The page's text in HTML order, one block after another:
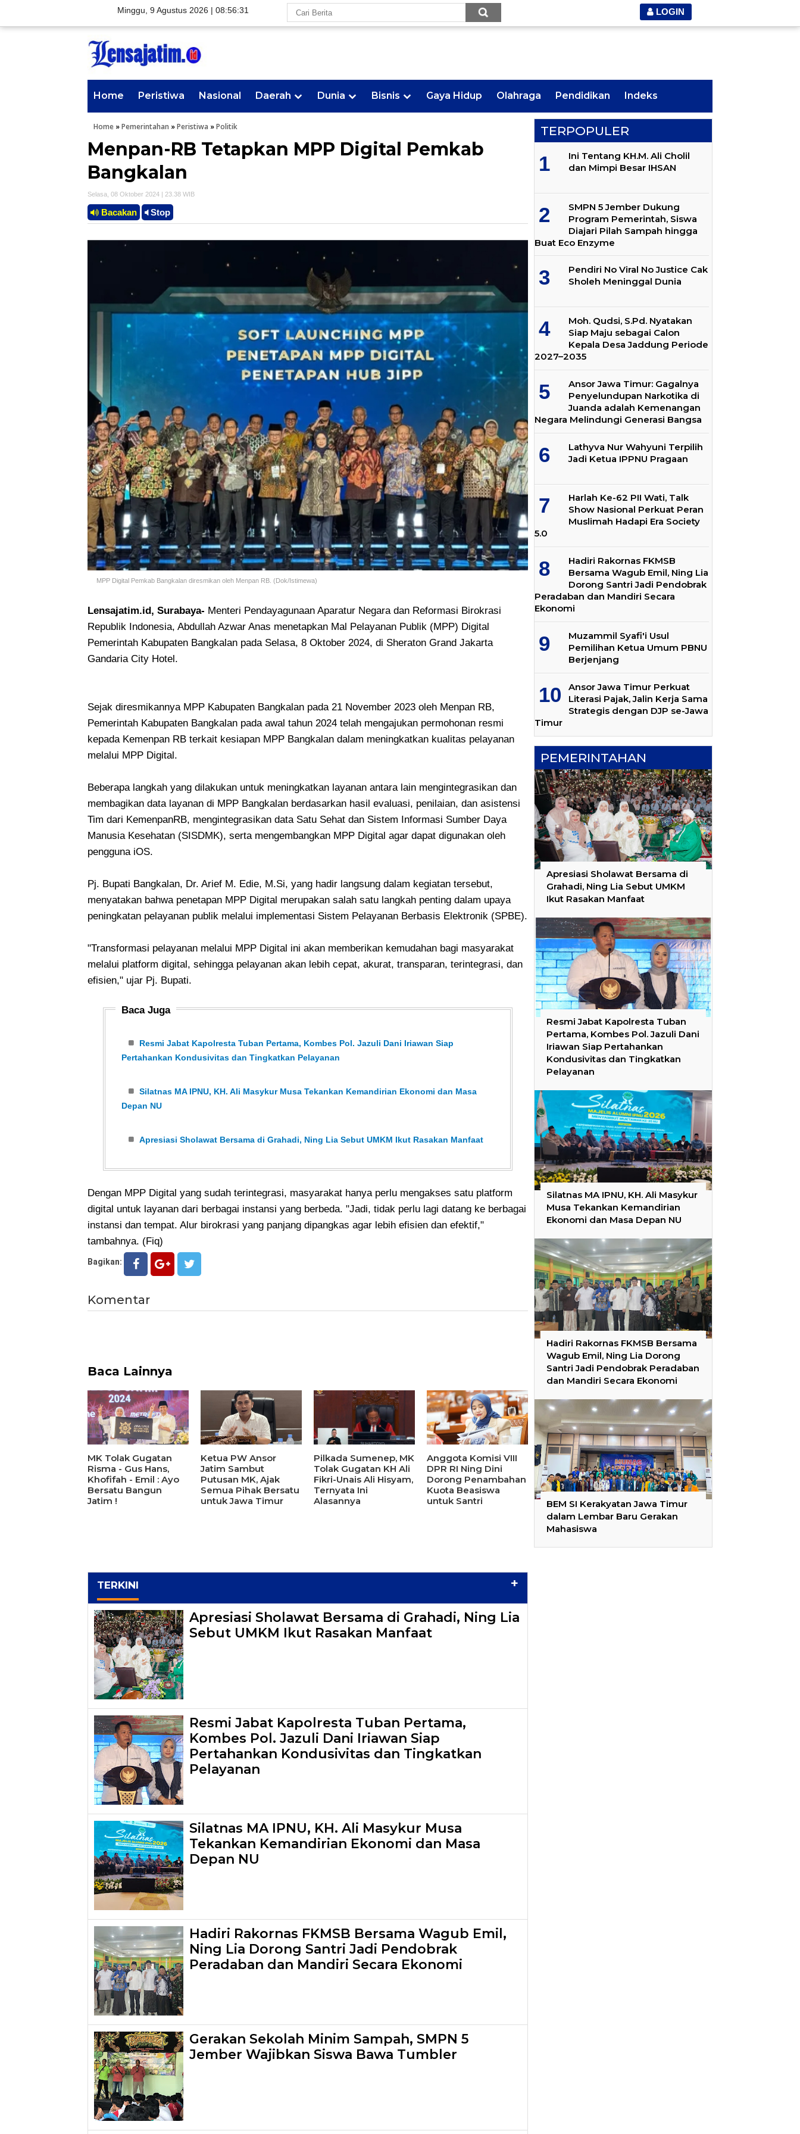
Minggu, 9 Agustus 2026 | 08:56:32 LOGIN
Home Peristiwa Nasional Daerah Dunia Bisnis Gaya Hidup Olahraga Pendidikan Indeks
Home »Pemerintahan »Peristiwa »Politik
Menpan-RB Tetapkan MPP Digital Pemkab
Bangkalan
Selasa, 08 Oktober 2024 | 23.38 WIB
Bacakan Stop
MPP Digital Pemkab Bangkalan diresmikan oleh Menpan RB. (Dok/Istimewa)
Lensajatim.id, Surabaya- Menteri Pendayagunaan Aparatur Negara dan Reformasi Birokrasi
Republik Indonesia, Abdullah Azwar Anas menetapkan Mal Pelayanan Publik (MPP) Digital
Pemerintah Kabupaten Bangkalan pada Selasa, 8 Oktober 2024, di Sheraton Grand Jakarta
Gandaria City Hotel.
Sejak diresmikannya MPP Kabupaten Bangkalan pada 21 November 2023 oleh Menpan RB,
Pemerintah Kabupaten Bangkalan pada awal tahun 2024 telah mengajukan permohonan resmi
kepada Kemenpan RB terkait kesiapan MPP Bangkalan dalam meningkatkan kualitas pelayanan
melalui MPP Digital.
Beberapa langkah yang dilakukan untuk meningkatkan layanan antara lain mengintegrasikan dan
membagikan data layanan di MPP Bangkalan berdasarkan hasil evaluasi, penilaian, dan asistensi
Tim dari KemenpanRB, mengintegrasikan data Satu Sehat dan Sistem Informasi Sumber Daya
Manusia Kesehatan (SISDMK), serta mengembangkan MPP Digital agar dapat digunakan oleh
pengguna iOS.
Pj. Bupati Bangkalan, Dr. Arief M. Edie, M.Si, yang hadir langsung dalam kegiatan tersebut,
menyatakan bahwa penetapan MPP Digital merupakan salah satu langkah penting dalam upaya
peningkatan pelayanan publik melalui implementasi Sistem Pelayanan Berbasis Elektronik (SPBE).
"Transformasi pelayanan melalui MPP Digital ini akan memberikan kemudahan bagi masyarakat
melalui platform digital, sehingga pelayanan akan lebih cepat, akurat, transparan, terintegrasi, dan
efisien," ujar Pj. Bupati.
Baca Juga
Resmi Jabat Kapolresta Tuban Pertama, Kombes Pol. Jazuli Dani Iriawan Siap
Pertahankan Kondusivitas dan Tingkatkan Pelayanan
Silatnas MA IPNU, KH. Ali Masykur Musa Tekankan Kemandirian Ekonomi dan Masa
Depan NU
Apresiasi Sholawat Bersama di Grahadi, Ning Lia Sebut UMKM Ikut Rasakan Manfaat
Dengan MPP Digital yang sudah terintegrasi, masyarakat hanya perlu mengakses satu platform
digital untuk layanan dari berbagai instansi yang berbeda. "Jadi, tidak perlu lagi datang ke berbagai
instansi dan tempat. Alur birokrasi yang panjang dipangkas agar lebih efisien dan efektif,"
tambahnya. (Fiq)
Bagikan:
Komentar
Baca Lainnya
MK Tolak Gugatan
Risma - Gus Hans,
Khofifah - Emil : Ayo
Bersatu Bangun
Jatim !
Ketua PW Ansor
Jatim Sambut
Putusan MK, Ajak
Semua Pihak Bersatu
untuk Jawa Timur
Pilkada Sumenep, MK
Tolak Gugatan KH Ali
Fikri-Unais Ali Hisyam,
Ternyata Ini
Alasannya
Anggota Komisi VIII
DPR RI Ning Dini
Dorong Penambahan
Kuota Beasiswa
untuk Santri
TERKINI +
Apresiasi Sholawat Bersama di Grahadi, Ning Lia
Sebut UMKM Ikut Rasakan Manfaat
Resmi Jabat Kapolresta Tuban Pertama,
Kombes Pol. Jazuli Dani Iriawan Siap
Pertahankan Kondusivitas dan Tingkatkan
Pelayanan
Silatnas MA IPNU, KH. Ali Masykur Musa
Tekankan Kemandirian Ekonomi dan Masa
Depan NU
Hadiri Rakornas FKMSB Bersama Wagub Emil,
Ning Lia Dorong Santri Jadi Pendobrak
Peradaban dan Mandiri Secara Ekonomi
Gerakan Sekolah Minim Sampah, SMPN 5
Jember Wajibkan Siswa Bawa Tumbler
TERPOPULER
Ini Tentang KH.M. Ali Cholil
dan Mimpi Besar IHSAN
SMPN 5 Jember Dukung
Program Pemerintah, Siswa
Diajari Pilah Sampah hingga
Buat Eco Enzyme
Pendiri No Viral No Justice Cak
Sholeh Meninggal Dunia
Moh. Qudsi, S.Pd. Nyatakan
Siap Maju sebagai Calon
Kepala Desa Jaddung Periode
2027–2035
Ansor Jawa Timur: Gagalnya
Penyelundupan Narkotika di
Juanda adalah Kemenangan
Negara Melindungi Generasi Bangsa
Lathyva Nur Wahyuni Terpilih
Jadi Ketua IPPNU Pragaan
Harlah Ke-62 PII Wati, Talk
Show Nasional Perkuat Peran
Muslimah Hadapi Era Society
5.0
Hadiri Rakornas FKMSB
Bersama Wagub Emil, Ning Lia
Dorong Santri Jadi Pendobrak
Peradaban dan Mandiri Secara
Ekonomi
Muzammil Syafi'i Usul
Pemilihan Ketua Umum PBNU
Berjenjang
Ansor Jawa Timur Perkuat
Literasi Pajak, Jalin Kerja Sama
Strategis dengan DJP se-Jawa
Timur
PEMERINTAHAN
Apresiasi Sholawat Bersama di
Grahadi, Ning Lia Sebut UMKM
Ikut Rasakan Manfaat
Resmi Jabat Kapolresta Tuban
Pertama, Kombes Pol. Jazuli Dani
Iriawan Siap Pertahankan
Kondusivitas dan Tingkatkan
Pelayanan
Silatnas MA IPNU, KH. Ali Masykur
Musa Tekankan Kemandirian
Ekonomi dan Masa Depan NU
Hadiri Rakornas FKMSB Bersama
Wagub Emil, Ning Lia Dorong
Santri Jadi Pendobrak Peradaban
dan Mandiri Secara Ekonomi
BEM SI Kerakyatan Jawa Timur
dalam Lembar Baru Gerakan
Mahasiswa